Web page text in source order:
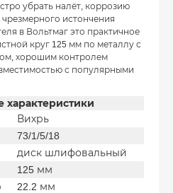
убрать налёт, коррозию
истончения
в Вольтмаг это практичное
круг 125 мм по металлу с
хорошим контролем
с популярными
характеристики
Вихрь
73/1/5/18
диск шлифовальный
125 мм
22.2 мм